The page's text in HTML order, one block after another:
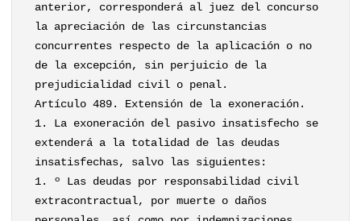
anterior, corresponderá al juez del concurso
la apreciación de las circunstancias
concurrentes respecto de la aplicación o no
de la excepción, sin perjuicio de la
prejudicialidad civil o penal.
Artículo 489. Extensión de la exoneración.
1. La exoneración del pasivo insatisfecho se
extenderá a la totalidad de las deudas
insatisfechas, salvo las siguientes:
1. º Las deudas por responsabilidad civil
extracontractual, por muerte o daños